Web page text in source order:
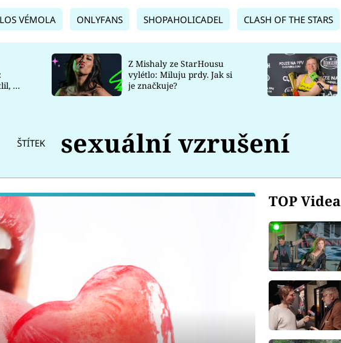
VÉMOLA ONLYFANS SHOPAHOLICADEL CLASH OF THE STARS
co
Z Mishaly ze StarHousu
vylétlo: Miluju prdy. Jak si
je značkuje?
ŠTÍTEK sexuální vzrušení
TOP Videa